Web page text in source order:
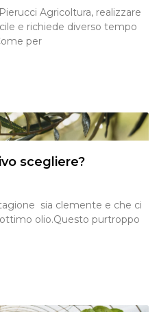
Agricoltura, realizzare
e richiede diverso tempo
per
scegliere?
sia clemente e che ci
olio.Questo purtroppo